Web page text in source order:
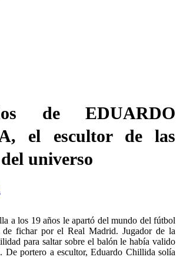
de EDUARDO
el escultor de las
universo
a los 19 años le apartó del mundo del fútbol
de fichar por el Real Madrid. Jugador de la
para saltar sobre el balón le había valido
De portero a escultor, Eduardo Chillida solía